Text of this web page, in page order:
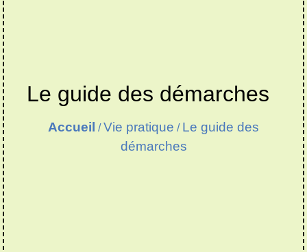
Le guide des démarches
Accueil /Vie pratique / Le guide des
démarches